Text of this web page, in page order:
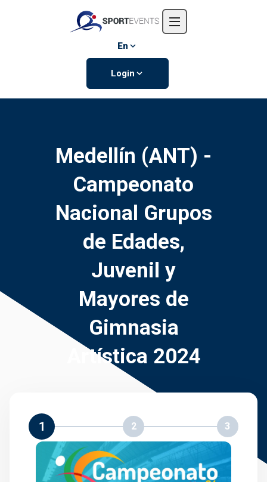
Events
En
Login
Medellín (ANT) -
Campeonato
Nacional Grupos
de Edades,
Juvenil y
Mayores de
Gimnasia
Artística 2024
1 2 3